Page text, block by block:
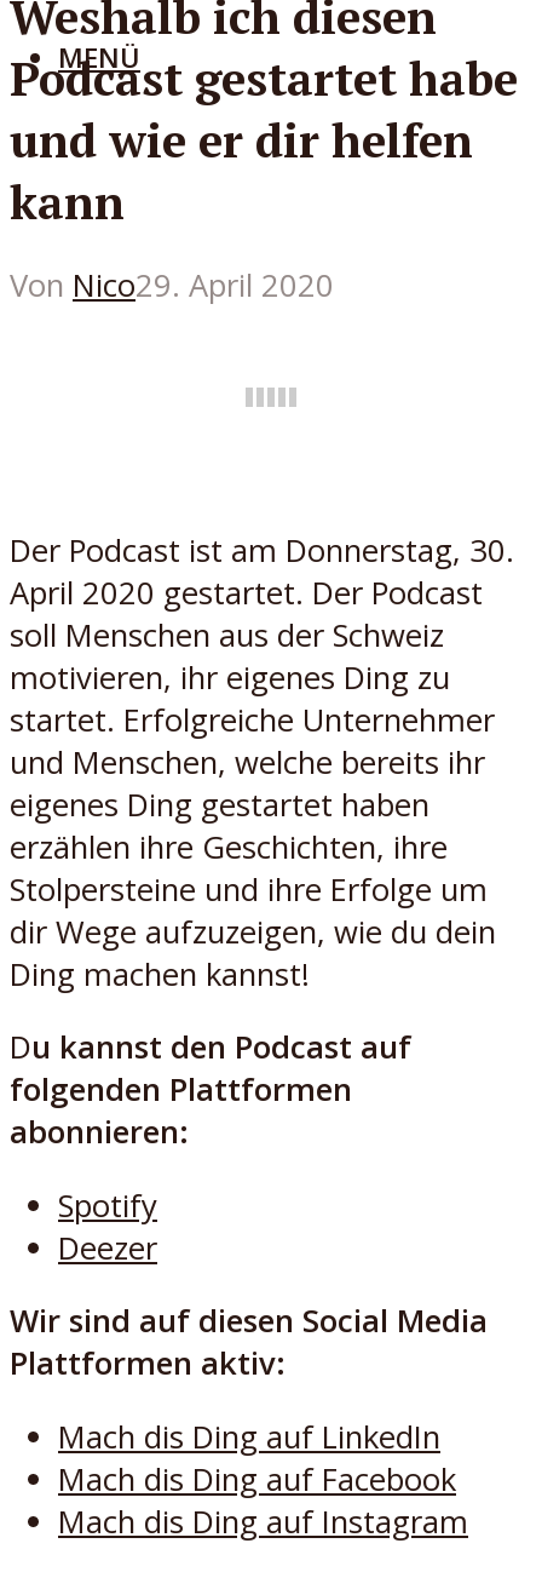
MENÜ
Weshalb ich diesen
Podcast gestartet habe
und wie er dir helfen
kann
Von Nico29. April 2020
Der Podcast ist am Donnerstag, 30.
April 2020 gestartet. Der Podcast
soll Menschen aus der Schweiz
motivieren, ihr eigenes Ding zu
startet. Erfolgreiche Unternehmer
und Menschen, welche bereits ihr
eigenes Ding gestartet haben
erzählen ihre Geschichten, ihre
Stolpersteine und ihre Erfolge um
dir Wege aufzuzeigen, wie du dein
Ding machen kannst!
Du kannst den Podcast auf
folgenden Plattformen
abonnieren:
Spotify
Deezer
Wir sind auf diesen Social Media
Plattformen aktiv:
Mach dis Ding auf LinkedIn
Mach dis Ding auf Facebook
Mach dis Ding auf Instagram